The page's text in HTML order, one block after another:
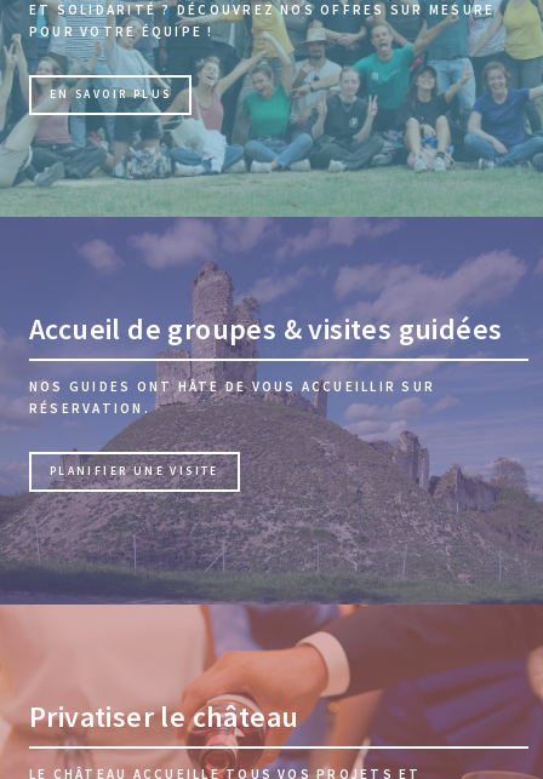
ET SOLIDARITÉ ? DÉCOUVREZ NOS OFFRES SUR MESURE
POUR VOTRE ÉQUIPE !
EN SAVOIR PLUS
Accueil de groupes & visites guidées
NOS GUIDES ONT HÂTE DE VOUS ACCUEILLIR SUR
RÉSERVATION.
PLANIFIER UNE VISITE
Privatiser le château
LE CHÂTEAU ACCUEILLE TOUS VOS PROJETS ET